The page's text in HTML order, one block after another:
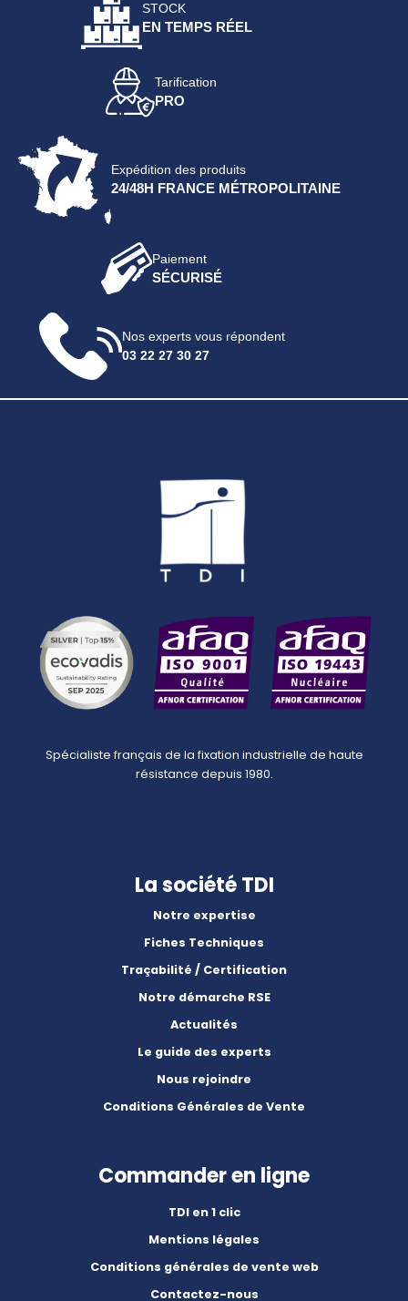
STOCK
EN TEMPS RÉEL
Tarification
PRO
Expédition des produits
24/48H FRANCE MÉTROPOLITAINE
Paiement
SÉCURISÉ
Nos experts vous répondent
03 22 27 30 27
Spécialiste français de la fixation industrielle de haute
résistance depuis 1980.
La société TDI
Notre expertise
Fiches Techniques
Traçabilité / Certification
Notre démarche RSE
Actualités
Le guide des experts
Nous rejoindre
Conditions Générales de Vente
Commander en ligne
TDI en 1 clic
Mentions légales
Conditions générales de vente web
Contactez-nous